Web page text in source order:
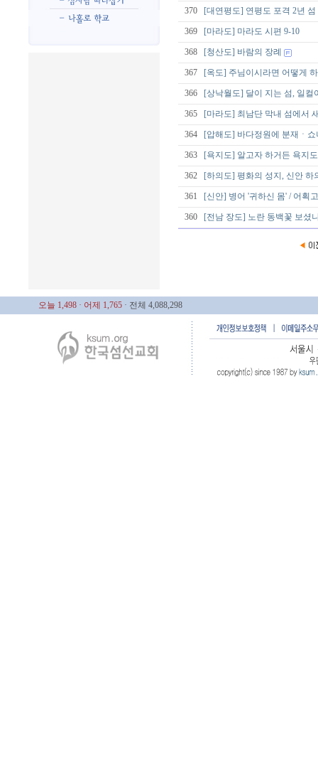
370 [대연평도] 연평도 포격 2년
369 [마라도] 마라도 시편 9-10
368 [청산도] 바람의 장례
367 [옥도] 주님이시라면 어떻게
366 [상낙월도] 달이 지는 섬, 일컬
365 [마라도] 최남단 막내 섬에서
364 [압해도] 바다정원에 분재ㆍ
363 [욕지도] 알고자 하거든 욕지
362 [하의도] 평화의 성지, 신안 하
361 [신안] 병어 '귀하신 몸' / 어획
360 [전남 장도] 노란 동백꽃 보셨
오늘 1,498 · 어제 1,765 · 전체 4,088,298